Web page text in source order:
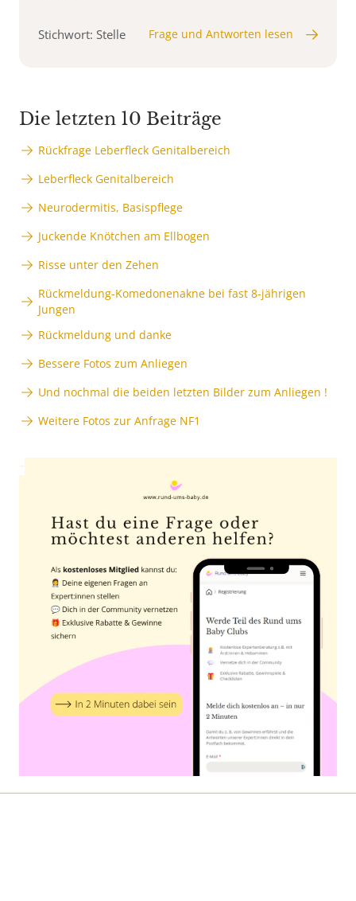
Stichwort: Stelle Frage und Antworten lesen
Die letzten 10 Beiträge
Rückfrage Leberfleck Genitalbereich
Leberfleck Genitalbereich
Neurodermitis, Basispflege
Juckende Knötchen am Ellbogen
Risse unter den Zehen
Rückmeldung-Komedonenakne bei fast 8-jährigen
Jungen
Rückmeldung und danke
Bessere Fotos zum Anliegen
Und nochmal die beiden letzten Bilder zum Anliegen !
Weitere Fotos zur Anfrage NF1